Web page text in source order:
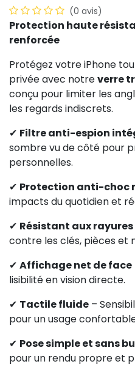
(0 avis)
Protection haute
renforcée
Protégez votre iPhone
privée avec notreverre
conçu pour limiter les
les regards indiscrets.
✔ Filtre anti-espion
sombre vu de côté pour
personnelles.
✔ Protection anti-choc
impacts du quotidien et
✔ Résistant aux rayures
contre les clés, pièces et
✔ Affichage net de face
lisibilité en vision directe.
✔ Tactile fluide –
pour un usage
✔ Pose simple et sans
pour un rendu propre et